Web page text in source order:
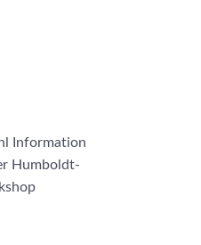
Information
Humboldt-